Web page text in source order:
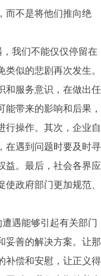
而不是将他们推向绝
我们不能仅仅停留在
似的悲剧再次发生。
和服务意识，在做出任
带来的影响和后果，
行操作。其次，企业自
在遇到问题时要及时寻
益。最后，社会各界应
政府部门更加规范、
遇能够引起有关部门
妥善的解决方案。让那
补偿和安慰，让正义得